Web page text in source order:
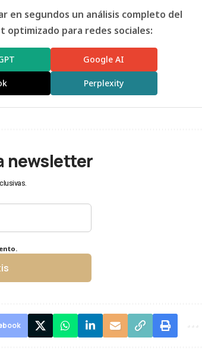
en segundos un análisis completo del
para redes sociales:
Google AI
Perplexity
newsletter